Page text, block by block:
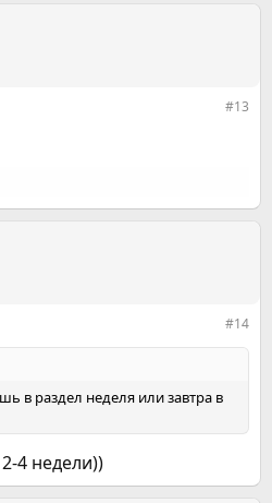
#13
#14
в раздел неделя или завтра в
4 недели))